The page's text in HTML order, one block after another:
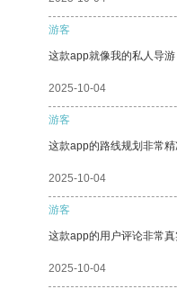
游客
这款app就像我的私人导游
2025-10-04
游客
这款app的路线规划非常精
2025-10-04
游客
这款app的用户评论非常真
2025-10-04